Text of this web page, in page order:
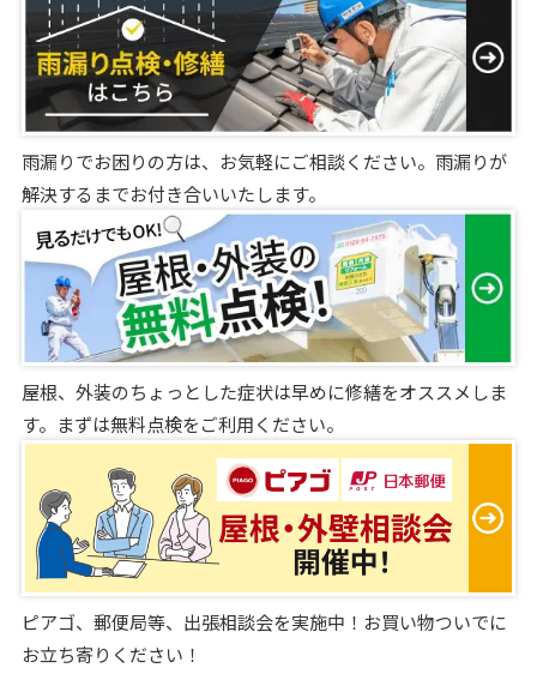
雨漏りでお困りの方は、お気軽にご相談ください。雨漏りが
解決するまでお付き合いいたします。
屋根、外装のちょっとした症状は早めに修繕をオススメしま
す。まずは無料点検をご利用ください。
ピアゴ、郵便局等、出張相談会を実施中！お買い物ついでに
お立ち寄りください！